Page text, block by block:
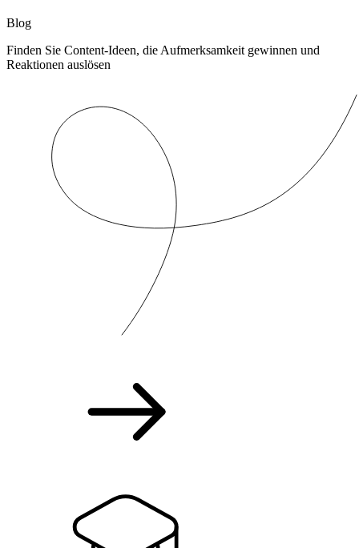
Blog
Finden Sie Content-Ideen, die Aufmerksamkeit gewinnen und
Reaktionen auslösen